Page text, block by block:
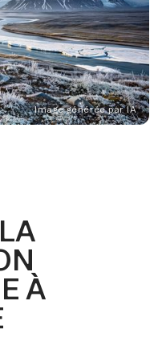
Image générée par IA
À